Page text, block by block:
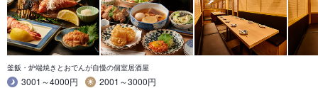
釜飯・炉端焼きとおでんが自慢の個室居酒屋
3001～4000円
2001～3000円